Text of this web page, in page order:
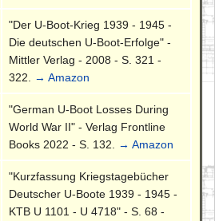
"Der U-Boot-Krieg 1939 - 1945 -
Die deutschen U-Boot-Erfolge" -
Mittler Verlag - 2008 - S. 321 -
322.
→ Amazon
"German U-Boot Losses During
World War II" - Verlag Frontline
Books 2022 - S. 132.
→ Amazon
"Kurzfassung Kriegstagebücher
Deutscher U-Boote 1939 - 1945 -
KTB U 1101 - U 4718" - S. 68 -